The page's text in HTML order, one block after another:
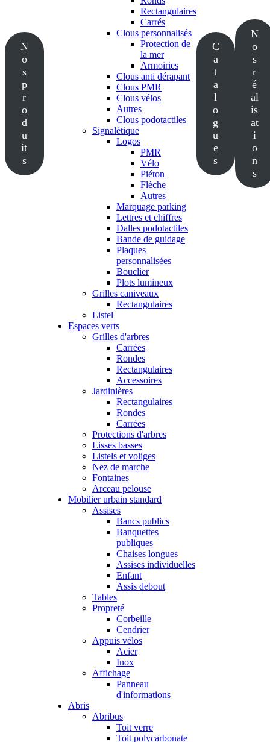
N
o
s
p
r
o
d
u
it
s
Rectangulaires
Carrés
Clous personnalisés
Protection de
la mer
Armoiries
Clous anti dérapant
Clous PMR
Clous vélos
Autres
Clous podotactiles
Signalétique
Logos
PMR
Vélo
Piéton
Flèche
Autres
Marquage parking
Lettres et chiffres
Dalles podotactiles
Bande de guidage
Plaques
personnalisées
Bouclier
Plots lumineux
Grilles caniveaux
Rectangulaires
Listel
Espaces verts
Grilles d'arbres
Carrées
Rondes
Rectangulaires
Accessoires
Jardinières
Rectangulaires
Rondes
Carrées
Protections d'arbres
Lisses basses
Listels et voliges
Nez de marche
Fontaines
Arceau pelouse
Mobilier urbain standard
Assises
Bancs publics
Banquettes
publiques
Chaises longues
Assises individuelles
Enfant
Assis debout
Tables
Propreté
Corbeille
Cendrier
Appuis vélos
Acier
Inox
Affichage
Panneau
d'informations
Abris
Abribus
Toit verre
Toit polycarbonate
C
a
t
a
l
o
g
u
e
s
N
o
s
r
é
al
is
at
i
o
n
s